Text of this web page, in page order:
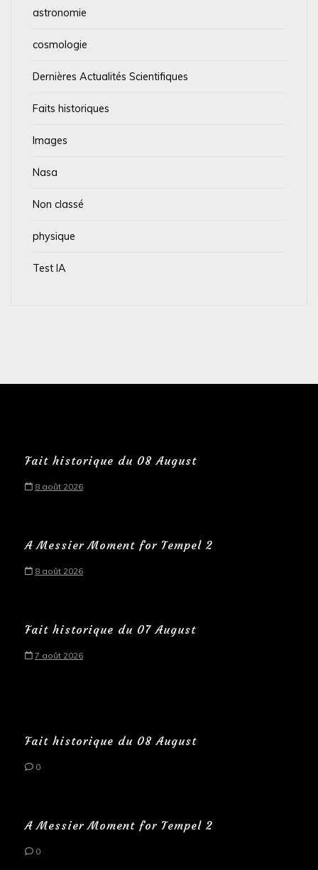
astronomie
cosmologie
Dernières Actualités Scientifiques
Faits historiques
Images
Nasa
Non classé
physique
Test IA
Fait historique du 08 August
8 août 2026
A Messier Moment for Tempel 2
8 août 2026
Fait historique du 07 August
7 août 2026
Fait historique du 08 August
0
A Messier Moment for Tempel 2
0